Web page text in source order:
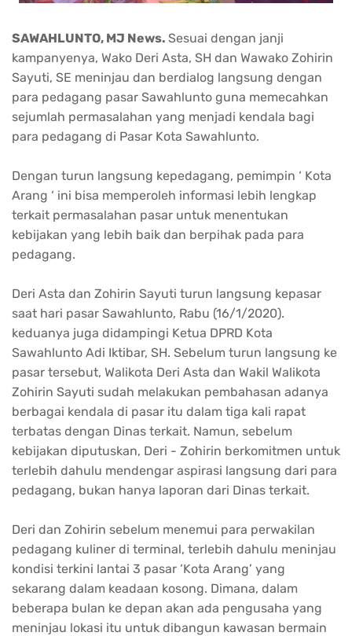
SAWAHLUNTO, MJ News. Sesuai dengan janji
kampanyenya, Wako Deri Asta, SH dan Wawako Zohirin
Sayuti, SE meninjau dan berdialog langsung dengan
para pedagang pasar Sawahlunto guna memecahkan
sejumlah permasalahan yang menjadi kendala bagi
para pedagang di Pasar Kota Sawahlunto.
Dengan turun langsung kepedagang, pemimpin ‘ Kota
Arang ‘ ini bisa memperoleh informasi lebih lengkap
terkait permasalahan pasar untuk menentukan
kebijakan yang lebih baik dan berpihak pada para
pedagang.
Deri Asta dan Zohirin Sayuti turun langsung kepasar
saat hari pasar Sawahlunto, Rabu (16/1/2020).
keduanya juga didampingi Ketua DPRD Kota
Sawahlunto Adi Iktibar, SH. Sebelum turun langsung ke
pasar tersebut, Walikota Deri Asta dan Wakil Walikota
Zohirin Sayuti sudah melakukan pembahasan adanya
berbagai kendala di pasar itu dalam tiga kali rapat
terbatas dengan Dinas terkait. Namun, sebelum
kebijakan diputuskan, Deri - Zohirin berkomitmen untuk
terlebih dahulu mendengar aspirasi langsung dari para
pedagang, bukan hanya laporan dari Dinas terkait.
Deri dan Zohirin sebelum menemui para perwakilan
pedagang kuliner di terminal, terlebih dahulu meninjau
kondisi terkini lantai 3 pasar ‘Kota Arang’ yang
sekarang dalam keadaan kosong. Dimana, dalam
beberapa bulan ke depan akan ada pengusaha yang
meninjau lokasi itu untuk dibangun kawasan bermain